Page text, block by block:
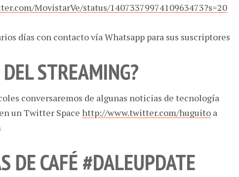
MovistarVe/status/1407337997410963473?s=20
días con contacto vía Whatsapp para sus suscriptores
STREAMING?
conversaremos de algunas noticias de tecnología
un Twitter Space http://www.twitter.com/huguito a
DE CAFÉ #DALEUPDATE